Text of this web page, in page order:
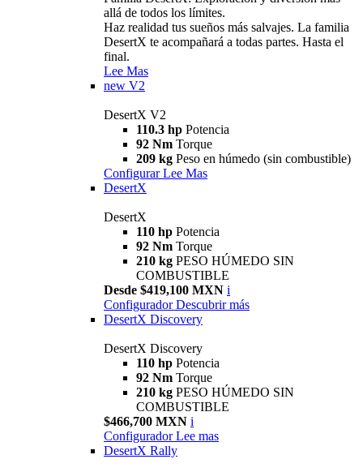
allá de todos los límites.
Haz realidad tus sueños más salvajes. La familia
DesertX te acompañará a todas partes. Hasta el
final.
Lee Mas
new V2
DesertX V2
110.3 hp Potencia
92 Nm Torque
209 kg Peso en húmedo (sin combustible)
Configurar Lee Mas
DesertX
DesertX
110 hp Potencia
92 Nm Torque
210 kg PESO HÚMEDO SIN
COMBUSTIBLE
Desde $419,100 MXN i
Configurador Descubrir más
DesertX Discovery
DesertX Discovery
110 hp Potencia
92 Nm Torque
210 kg PESO HÚMEDO SIN
COMBUSTIBLE
$466,700 MXN i
Configurador Lee mas
DesertX Rally